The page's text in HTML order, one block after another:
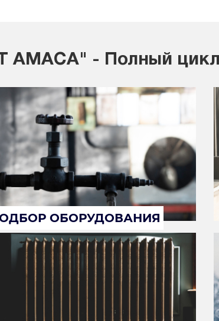
- Полный цикл
ОБОРУДОВАНИЯ